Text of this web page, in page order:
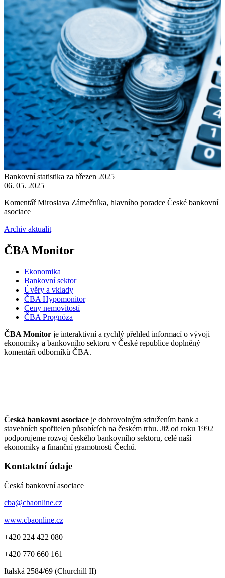
Bankovní statistika za březen 2025
06. 05. 2025
Komentář Miroslava Zámečníka, hlavního poradce České bankovní
asociace
Archiv aktualit
ČBA Monitor
Ekonomika
Bankovní sektor
Úvěry a vklady
ČBA Hypomonitor
Ceny nemovitostí
ČBA Prognóza
ČBA Monitor je interaktivní a rychlý přehled informací o vývoji
ekonomiky a bankovního sektoru v České republice doplněný
komentáři odborníků ČBA.
Česká bankovní asociace je dobrovolným sdružením bank a
stavebních spořitelen působících na českém trhu. Již od roku 1992
podporujeme rozvoj českého bankovního sektoru, celé naší
ekonomiky a finanční gramotnosti Čechů.
Kontaktní údaje
Česká bankovní asociace
cba@cbaonline.cz
www.cbaonline.cz
+420 224 422 080
+420 770 660 161
Italská 2584/69 (Churchill II)